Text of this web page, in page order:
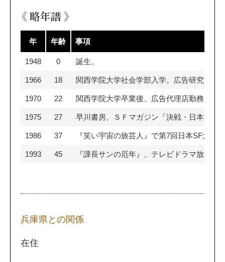
《 略年譜 》
年 年齢 事項
1948 0 誕生。
1966 18 関西学院大学社会学部入学。広告研究会に
1970 22 関西学院大学卒業後、広告代理店勤務。
1975 27 早川書房、ＳＦマガジン「決戦・日本シリ
1986 37 『笑い宇宙の旅芸人』で第7回日本SF大賞
1993 45 『課長サンの厄年』、テレビドラマ放送。
兵庫県との関係
在住